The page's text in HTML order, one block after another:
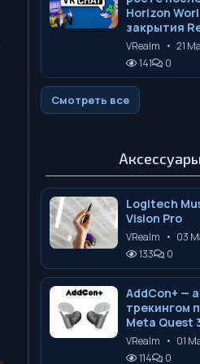
Horizon
закрытия
VRealm • 21
141
0
Смотреть все
Аксессуары
Logitech
Vision Pro
VRealm • 03
133
0
AddCon+ —
трекингом
Meta Quest
VRealm • 01
114
0